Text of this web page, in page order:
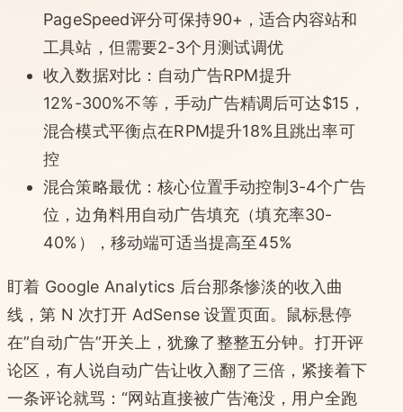
PageSpeed评分可保持90+，适合内容站和
工具站，但需要2-3个月测试调优
收入数据对比：自动广告RPM提升
12%-300%不等，手动广告精调后可达$15，
混合模式平衡点在RPM提升18%且跳出率可
控
混合策略最优：核心位置手动控制3-4个广告
位，边角料用自动广告填充（填充率30-
40%），移动端可适当提高至45%
盯着 Google Analytics 后台那条惨淡的收入曲
线，第 N 次打开 AdSense 设置页面。鼠标悬停
在”自动广告”开关上，犹豫了整整五分钟。打开评
论区，有人说自动广告让收入翻了三倍，紧接着下
一条评论就骂：“网站直接被广告淹没，用户全跑